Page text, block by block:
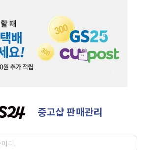
중고샵 판매관리